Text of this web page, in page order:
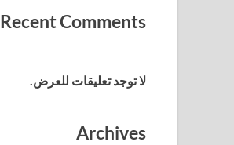
Recent Comments
لا توجد تعليقات للعرض.
Archives